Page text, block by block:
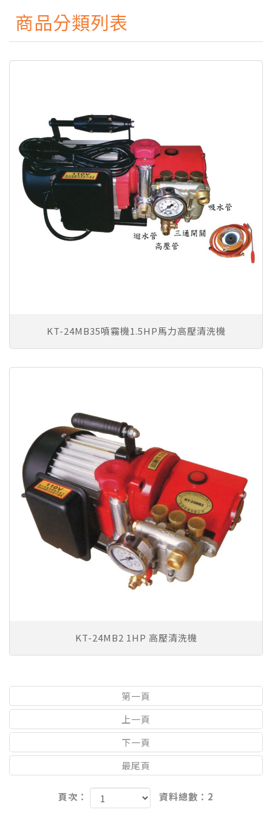
商品分類列表
KT-24MB35噴霧機1.5HP馬力高壓清洗機
KT-24MB2 1HP 高壓清洗機
第一頁
上一頁
下一頁
最尾頁
頁次： 資料總數：2